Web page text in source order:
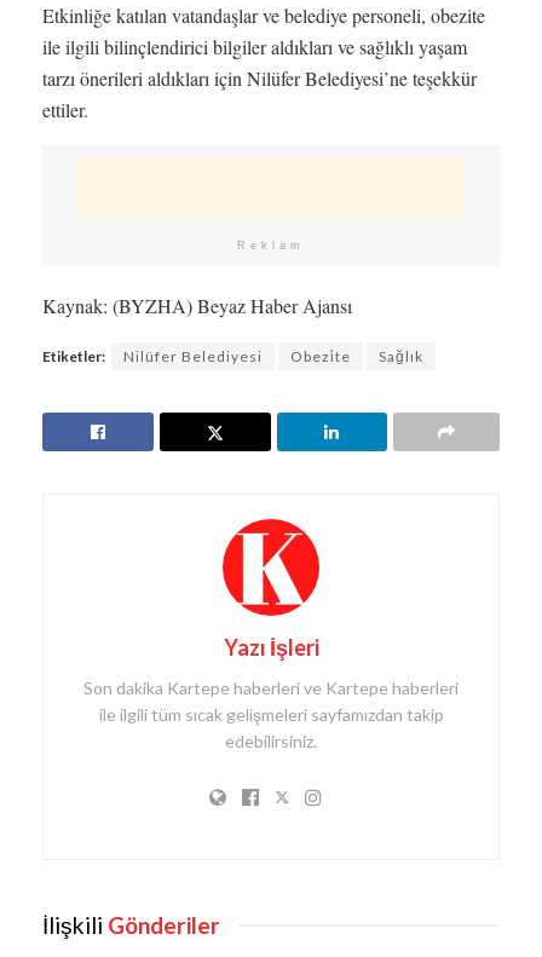
Etkinliğe katılan vatandaşlar ve belediye personeli, obezite
ile ilgili bilinçlendirici bilgiler aldıkları ve sağlıklı yaşam
tarzı önerileri aldıkları için Nilüfer Belediyesi’ne teşekkür
ettiler.
Reklam
Kaynak: (BYZHA) Beyaz Haber Ajansı
Etiketler: Nilüfer Belediyesi Obezi̇te Sağlık
Yazı İşleri
Son dakika Kartepe haberleri ve Kartepe haberleri
ile ilgili tüm sıcak gelişmeleri sayfamızdan takip
edebilirsiniz.
İlişkili Gönderiler